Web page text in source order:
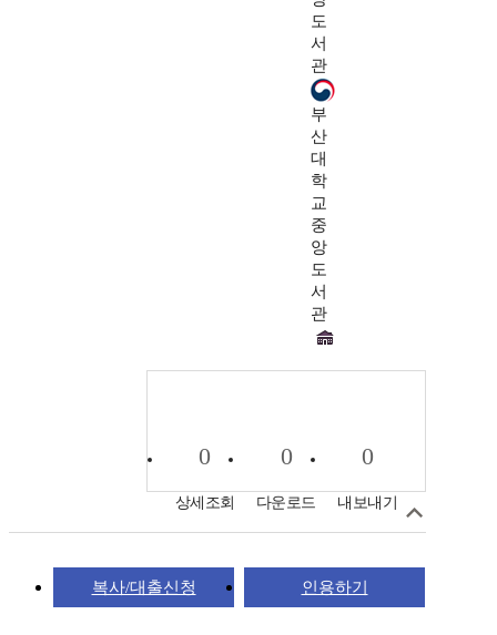
도
서
관
부
산
대
학
교
중
앙
도
서
관
0
상세조회
0
다운로드
0
내보내기
복사/대출신청 인용하기